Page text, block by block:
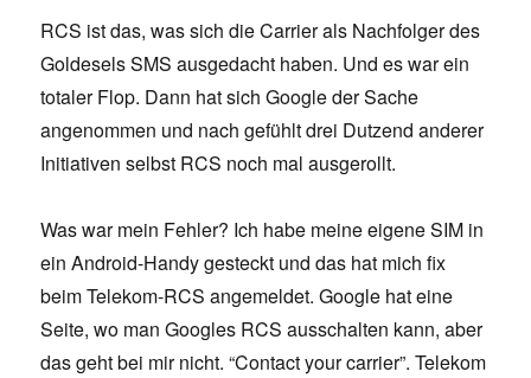
RCS ist das, was sich die Carrier als Nachfolger des
Goldesels SMS ausgedacht haben. Und es war ein
totaler Flop. Dann hat sich Google der Sache
angenommen und nach gefühlt drei Dutzend anderer
Initiativen selbst RCS noch mal ausgerollt.
Was war mein Fehler? Ich habe meine eigene SIM in
ein Android-Handy gesteckt und das hat mich fix
beim Telekom-RCS angemeldet. Google hat eine
Seite, wo man Googles RCS ausschalten kann, aber
das geht bei mir nicht. “Contact your carrier”. Telekom